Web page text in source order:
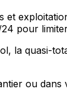
pour
la quasi-
ou